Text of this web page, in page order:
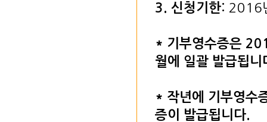
3. 신청기한: 2016
* 기부영수증은
월에 일괄 발급됩니
* 작년에 기부영수
증이 발급됩니다.